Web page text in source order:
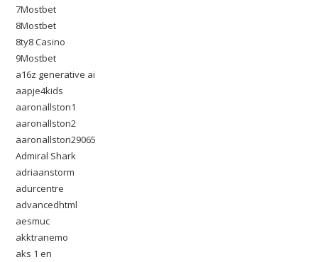
7Mostbet
8Mostbet
8ty8 Casino
9Mostbet
a16z generative ai
aapje4kids
aaronallston1
aaronallston2
aaronallston29065
Admiral Shark
adriaanstorm
adurcentre
advancedhtml
aesmuc
akktranemo
aks 1 en